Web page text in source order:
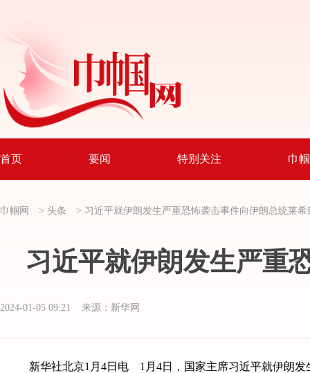
首页 要闻 特别关注 巾
巾帼网 > 头条 > 习近平就伊朗发生严重恐怖袭击事件向伊朗总统莱希
习近平就伊朗发生严重
2024-01-05 09:21 来源：新华网
新华社北京1月4日电 1月4日，国家主席习近平就伊朗发